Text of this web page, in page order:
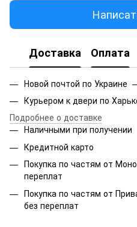
Доставка Оплата
Новой почтой по Украине
Курьером к двери по
Подробнее о доставке
Наличными при получении
Кредитной карто
Покупка по частям от
переплат
Покупка по частям от
без переплат